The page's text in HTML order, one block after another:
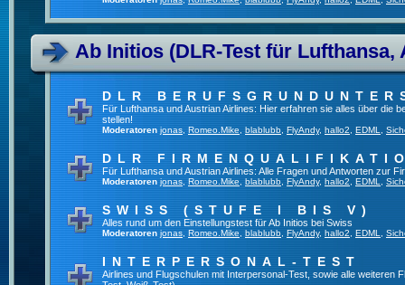
Ab Initios (DLR-Test für Lufthansa,
DLR
Für Lufthansa und Austrian Airlines: Hier erfahren sie alles über die
stellen!
Moderatoren jonas Romeo.Mike blablubb FlyAndy, hallo2 EDML
DLR
Für Lufthansa und Austrian Airlines: Alle Fragen und Antworten zur
Moderatoren jonas Romeo.Mike blablubb FlyAndy, hallo2 EDML
SWISS (STUFE I BIS V)
Alles rund um den Einstellungstest für Ab Initios bei Swiss
Moderatoren jonas Romeo.Mike blablubb FlyAndy, hallo2 EDML
INTERPERSONAL-TEST
Airlines und Flugschulen mit Interpersonal-Test, sowie alle weiteren